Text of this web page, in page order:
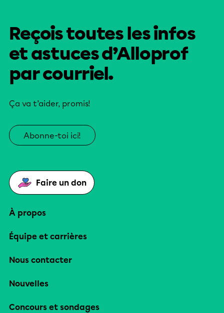
Reçois toutes les infos
et astuces d’Alloprof
par courriel.
Ça va t’aider, promis!
Abonne-toi ici!
Faire un don
À propos
Équipe et carrières
Nous contacter
Nouvelles
Concours et sondages